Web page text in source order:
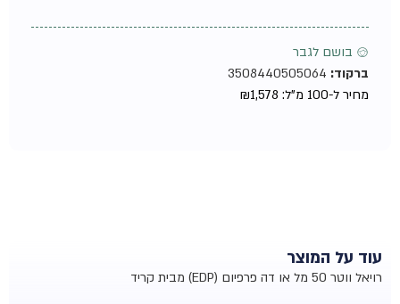
♂ בושם לגבר
ברקוד:3508440505064
מחיר ל-100 מ"ל:
₪1,578
עוד על המוצר
רויאל ווטר 50 מל או דה פרפיום (EDP) מבית קריד